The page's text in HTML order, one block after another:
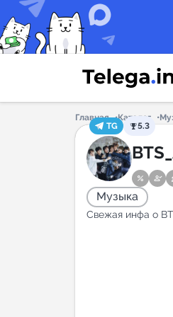
Главная Каталог
TG
5.3
Музыка
Свежая инфа о